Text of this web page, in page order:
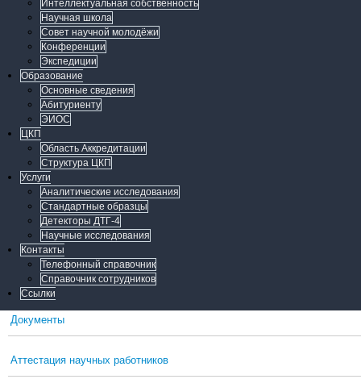
Интеллектуальная собственность
Научная школа
Совет научной молодёжи
Конференции
Экспедиции
Образование
Основные сведения
Абитуриенту
ЭИОС
ЦКП
Область Аккредитации
Структура ЦКП
Услуги
Аналитические исследования
Стандартные образцы
Детекторы ДТГ-4
Научные исследования
Контакты
Телефонный справочник
Справочник сотрудников
Ссылки
Документы
Аттестация научных работников